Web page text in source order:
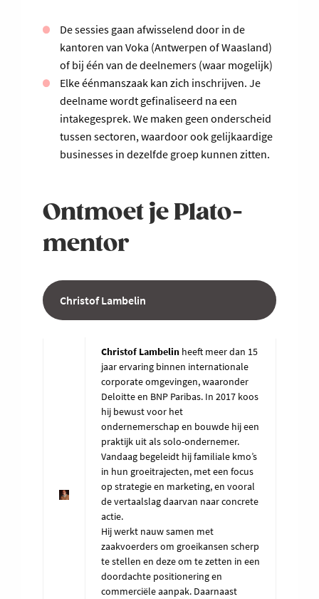
De sessies gaan afwisselend door in de
kantoren van Voka (Antwerpen of Waasland)
of bij één van de deelnemers (waar mogelijk)
Elke éénmanszaak kan zich inschrijven. Je
deelname wordt gefinaliseerd na een
intakegesprek. We maken geen onderscheid
tussen sectoren, waardoor ook gelijkaardige
businesses in dezelfde groep kunnen zitten.
Ontmoet je Plato-
mentor
Christof Lambelin
Christof Lambelin heeft meer dan 15
jaar ervaring binnen internationale
corporate omgevingen, waaronder
Deloitte en BNP Paribas. In 2017 koos
hij bewust voor het
ondernemerschap en bouwde hij een
praktijk uit als solo-ondernemer.
Vandaag begeleidt hij familiale kmo’s
in hun groeitrajecten, met een focus
op strategie en marketing, en vooral
de vertaalslag daarvan naar concrete
actie.
Hij werkt nauw samen met
zaakvoerders om groeikansen scherp
te stellen en deze om te zetten in een
doordachte positionering en
commerciële aanpak. Daarnaast